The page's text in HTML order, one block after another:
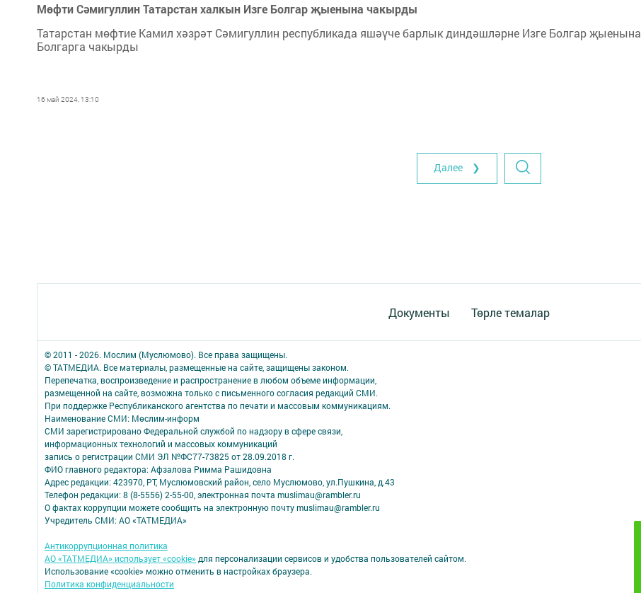
Мөфти Сәмигуллин Татарстан халкын Изге Болгар җыенына чакырды
Татарстан мөфтие Камил хәзрәт Сәмигуллин республикада яшәүче барлык диндәшләрне Изге Болгар җыенына
Болгарга чакырды
16 май 2024, 13:10
Далее ❯
Документы Төрле темалар
© 2011 - 2026. Мослим (Муслюмово). Все права защищены.
© ТАТМЕДИА. Все материалы, размещенные на сайте, защищены законом.
Перепечатка, воспроизведение и распространение в любом объеме информации,
размещенной на сайте, возможна только с письменного согласия редакций СМИ.
При поддержке Республиканского агентства по печати и массовым коммуникациям.
Наименование СМИ: Мөслим-информ
СМИ зарегистрировано Федеральной службой по надзору в сфере связи,
информационных технологий и массовых коммуникаций
запись о регистрации СМИ ЭЛ №ФС77-73825 от 28.09.2018 г.
ФИО главного редактора: Афзалова Римма Рашидовна
Адрес редакции: 423970, РТ, Муслюмовский район, село Муслюмово, ул.Пушкина, д.43
Телефон редакции: 8 (8-5556) 2-55-00, электронная почта muslimau@rambler.ru
О фактах коррупции можете сообщить на электронную почту muslimau@rambler.ru
Учредитель СМИ: АО «ТАТМЕДИА»
Антикоррупционная политика
АО «ТАТМЕДИА» использует «cookie» для персонализации сервисов и удобства пользователей сайтом.
Использование «cookie» можно отменить в настройках браузера.
Политика конфиденциальности